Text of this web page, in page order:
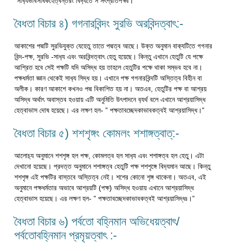
বৈধতা বিচার ৪) গগনারবিন্দং সুরভি অরবিন্দত্বাৎ:-
আকাশের পদ্মটি সুরভিযুক্ত যেহেতু তাতে পদ্মত্ব আছে। উক্ত অনুমান বাক‍্যটিতে গগনার
বিন্দ-পক্ষ, সুরভি -সাধ‍্য এবং অরবিন্দত্বাৎ হেতু হয়েছে। কিন্তু এখানে হেতুটি যে পক্ষে
আশ্রিত হবে সেই পক্ষটি যদি অসিদ্ধ হয় তাহলে হেতুটির পক্ষে থাকা সম্ভব হবে না।
পক্ষধর্মতা জ্ঞান থেকেই সাধ‍্য সিদ্ধ হয়। এখানে পক্ষ গগনারবিন্দটি অস্তিত্ব বিহীন বা
অলীক। কারণ আকাশে কখনও পদ্ম বিকাশিত হয় না। অতএব, হেতুটির পক্ষ বা আশ্রয়
অসিদ্ধ অর্থাৎ অবাস্তব হওয়ায় এটি অনুমিতি উৎপাদনে ব‍্যর্থ বলে এখানে আশ্রয়াসিদ্ধ
হেত্বাভাস দোষ হয়েছে। এর লক্ষণ হল- ” পক্ষতাবচ্ছেদকাভাবকত্বই আশ্রয়াসিদ্ধ।”
বৈধতা বিচার ৫) শশশৃঙ্গং কোমলং শশাঙ্গত্বাত্:-
আলোচ‍্য অনুমানে শশশৃঙ্গ হল পক্ষ, কোমলত্ব হল সাধ‍্য এবং শশাঙ্গত্ব হল হেতু। এটা
দেখানো হয়েছে। প্রদত্ত অনুমানে শশাঙ্গত্ব হেতুটি পক্ষ শশশৃঙ্গে বিদ‍্যমান আছে। কিন্তু
শশশৃঙ্গ এই পক্ষটির বাস্তবে অস্তিত্ব নেই। শশের কোনো শৃঙ্গ থাকেনা। অতএব, এই
অনুমানে পক্ষধর্মতার অভাবে আশ্রয়টি (পক্ষ) অসিদ্ধ হওয়ায় এখানে আশ্রয়াসিদ্ধ
হেত্বাভাস হয়েছে। এর লক্ষণ হল- ” পক্ষতাবচ্ছেদকাভাবকত্বই আশ্রয়াসিদ্ধঃ।”
বৈধতা বিচার ৬) পর্বতো বহ্নিমান অভিধেয়ত্বাৎ/
পর্বতোবহ্নিমান প্রমৃয়ত্বাৎ :-